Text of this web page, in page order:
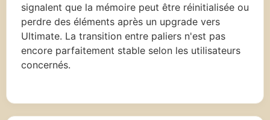
signalent que la mémoire peut être réinitialisée ou
perdre des éléments après un upgrade vers
Ultimate. La transition entre paliers n'est pas
encore parfaitement stable selon les utilisateurs
concernés.